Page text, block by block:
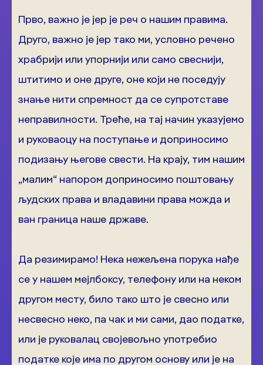
Прво, важно је јер је реч о нашим правима.
Друго, важно је јер тако ми, условно речено
храбрији или упорнији или само свеснији,
штитимо и оне друге, оне који не поседују
знање нити спремност да се супротставе
неправилности. Треће, на тај начин указујемо
и руковаоцу на поступање и доприносимо
подизању његове свести. На крају, тим нашим
„малим“ напором доприносимо поштовању
људских права и владавини права можда и
ван граница наше државе.
Да резимирамо! Нека нежељена порука нађе
се у нашем мејлбоксу, телефону или на неком
другом месту, било тако што је свесно или
несвесно неко, па чак и ми сами, дао податке,
или је руковалац својевољно употребио
податке које има по другом основу или је на